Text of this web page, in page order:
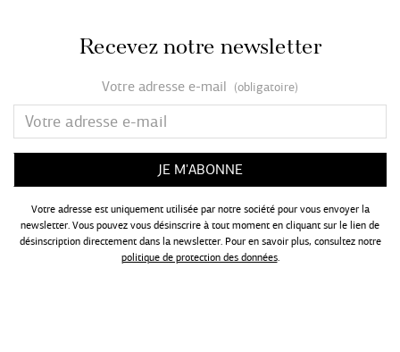
Recevez notre newsletter
Votre adresse e-mail (obligatoire)
Votre adresse est uniquement utilisée par notre société pour vous envoyer la
newsletter. Vous pouvez vous désinscrire à tout moment en cliquant sur le lien de
désinscription directement dans la newsletter. Pour en savoir plus, consultez notre
politique de protection des données.